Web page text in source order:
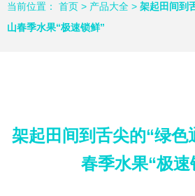
当前位置： 首页 > 产品大全 > 架起田间到
山春季水果“极速锁鲜”
架起田间到舌尖的“绿色
春季水果“极速